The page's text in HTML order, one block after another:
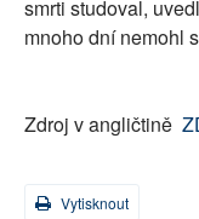
smrti studoval,
mnoho dní nemohl
Zdroj v angličtině
Vytisknout